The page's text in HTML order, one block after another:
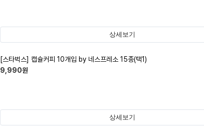
상세보기
[스타벅스] 캡슐커피 10개입 by 네스프레소 15종(택1)
9,990원
상세보기